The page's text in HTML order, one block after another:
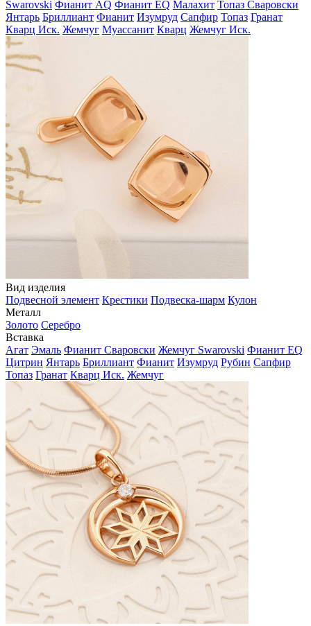
Swarovski Фианит AQ Фианит EQ Малахит Топаз Сваровски
Янтарь Бриллиант Фианит Изумруд Сапфир Топаз Гранат
Кварц Иск. Жемчуг Муассанит Кварц Жемчуг Иск.
Вид изделия
Подвесной элемент Крестики Подвеска-шарм Кулон
Металл
Золото Серебро
Вставка
Агат Эмаль Фианит Сваровски Жемчуг Swarovski Фианит EQ
Цитрин Янтарь Бриллиант Фианит Изумруд Рубин Сапфир
Топаз Гранат Кварц Иск. Жемчуг